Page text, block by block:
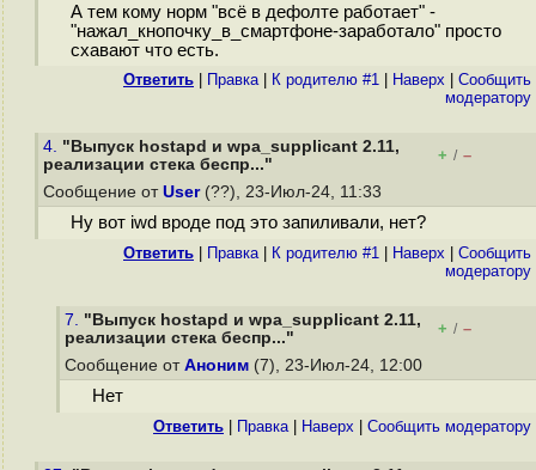
А тем кому норм "всё в дефолте работает" -
"нажал_кнопочку_в_смартфоне-заработало" просто
схавают что есть.
Ответить Правка| К родителю #1 Наверх
Cообщить
модератору
4. "Выпуск hostapd и wpa_supplicant 2.11,
реализации стека беспр..."
+ / –
Сообщение от User(??), 23-Июл-24, 11:33
Ну вот iwd вроде под это запиливали, нет?
Ответить Правка| К родителю #1 Наверх
Cообщить
модератору
7. "Выпуск hostapd и wpa_supplicant 2.11,
реализации стека беспр..."
+ / –
Сообщение от Аноним (7), 23-Июл-24, 12:00
Нет
Ответить Правка| Наверх Cообщить модератору